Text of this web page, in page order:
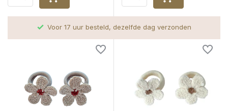
Voor 17 uur besteld, dezelfde dag verzonden